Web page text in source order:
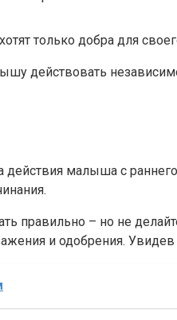
только добра для
действовать
малыша с
правильно – но не
и одобрения.